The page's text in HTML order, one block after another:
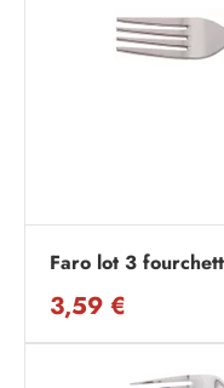
Faro lot 3
3,59 €